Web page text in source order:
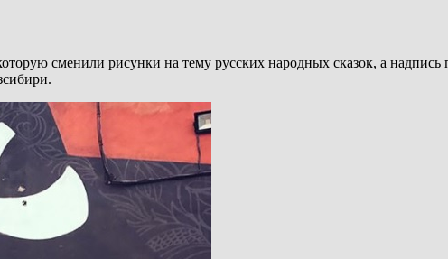
сменили рисунки на тему русских народных сказок, а надпись